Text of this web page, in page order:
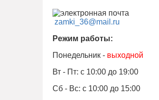
zamki_36@mail.ru
Режим работы:
Понедельник - выходной
Вт - Пт: с 10:00 до 19:00
Сб - Вс: с 10:00 до 15:00